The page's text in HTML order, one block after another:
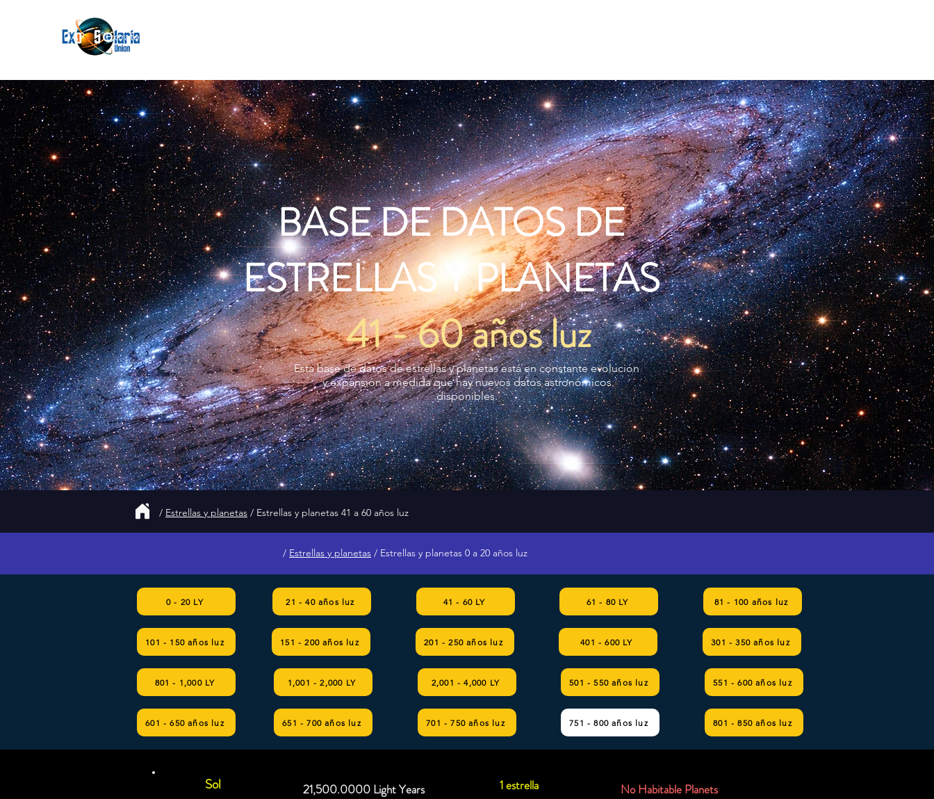
UAP Extraterrestres
BASE DE DATOS DE
ESTRELLAS Y PLANETAS
41 - 60 años luz
Esta base de datos de estrellas y planetas está en constante evolución
y expansión a medida que hay nuevos datos astronómicos
disponibles.
/ Estrellas y planetas / Estrellas y planetas 41 a 60 años luz
/ Estrellas y planetas / Estrellas y planetas 0 a 20 años luz
0 - 20 LY 21 - 40 años luz 41 - 60 LY 61 - 80 LY 81 - 100 años luz
101 - 150 años luz 151 - 200 años luz 201 - 250 años luz 401 - 600 LY 301 - 350 años luz
801 - 1,000 LY 1,001 - 2,000 LY 2,001 - 4,000 LY 501 - 550 años luz 551 - 600 años luz
601 - 650 años luz 651 - 700 años luz 701 - 750 años luz 751 - 800 años luz 801 - 850 años luz
Sol 21,500.0000 Light Years 1 estrella No Habitable Planets